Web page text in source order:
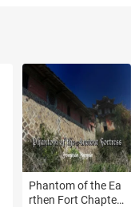
Phantom of the Ea
rthen Fort Chapter